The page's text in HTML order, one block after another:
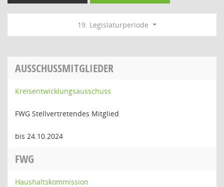
19. Legislaturperiode
AUSSCHUSSMITGLIEDER
Kreisentwicklungsausschuss
FWG Stellvertretendes Mitglied
bis 24.10.2024
FWG
Haushaltskommission